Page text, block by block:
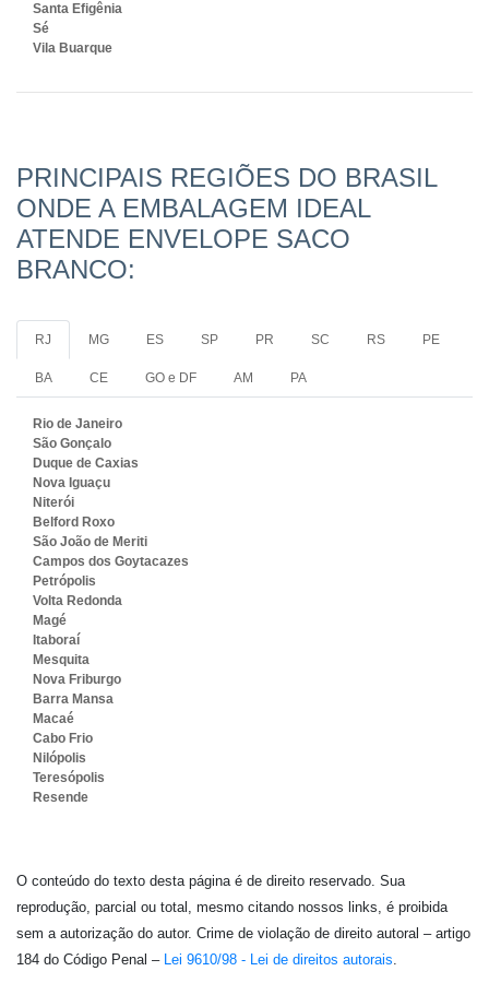
Santa Efigênia
Sé
Vila Buarque
PRINCIPAIS REGIÕES DO BRASIL
ONDE A EMBALAGEM IDEAL
ATENDE ENVELOPE SACO
BRANCO:
RJ MG ES SP PR SC RS PE
BA CE GO e DF AM PA
Rio de Janeiro
São Gonçalo
Duque de Caxias
Nova Iguaçu
Niterói
Belford Roxo
São João de Meriti
Campos dos Goytacazes
Petrópolis
Volta Redonda
Magé
Itaboraí
Mesquita
Nova Friburgo
Barra Mansa
Macaé
Cabo Frio
Nilópolis
Teresópolis
Resende
O conteúdo do texto desta página é de direito reservado. Sua
reprodução, parcial ou total, mesmo citando nossos links, é proibida
sem a autorização do autor. Crime de violação de direito autoral – artigo
184 do Código Penal – Lei 9610/98 - Lei de direitos autorais.